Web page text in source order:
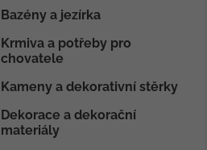
Bazény a jezírka
Krmiva a potřeby pro
chovatele
Kameny a dekorativní stěrky
Dekorace a dekorační
materiály